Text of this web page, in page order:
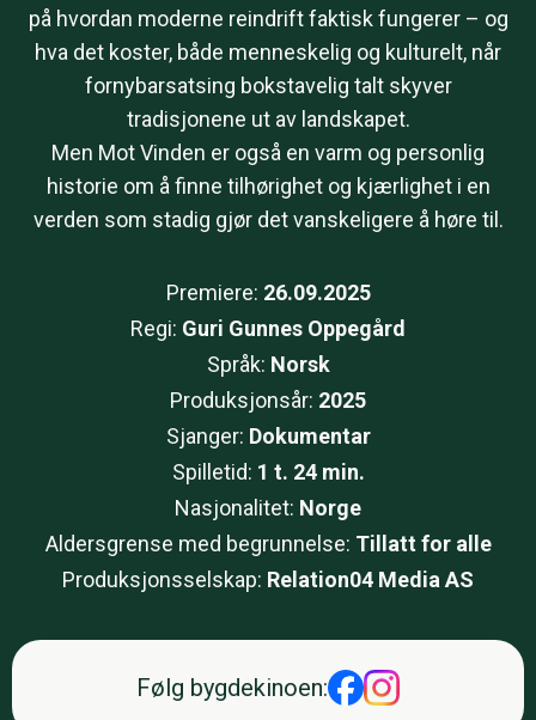
på hvordan moderne reindrift faktisk fungerer – og
hva det koster, både menneskelig og kulturelt, når
fornybarsatsing bokstavelig talt skyver
tradisjonene ut av landskapet.
Men Mot Vinden er også en varm og personlig
historie om å finne tilhørighet og kjærlighet i en
verden som stadig gjør det vanskeligere å høre til.
Premiere: 26.09.2025
Regi: Guri Gunnes Oppegård
Språk: Norsk
Produksjonsår: 2025
Sjanger: Dokumentar
Spilletid: 1 t. 24 min.
Nasjonalitet: Norge
Aldersgrense med begrunnelse: Tillatt for alle
Produksjonsselskap: Relation04 Media AS
Følg bygdekinoen: